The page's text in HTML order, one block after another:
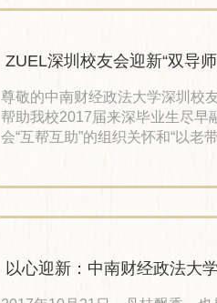
学等九大学科门类。中南财经政
ZUEL深圳校友会迎新“双
尊敬的中南财经政法大学深圳校
帮助我校2017届来深毕业生尽早
会“互帮互助”的组织关怀和“以老
各部门研究制定了《中南财经政
长导师和1位生活导师——成长导
以心迎新：中南财经政法大